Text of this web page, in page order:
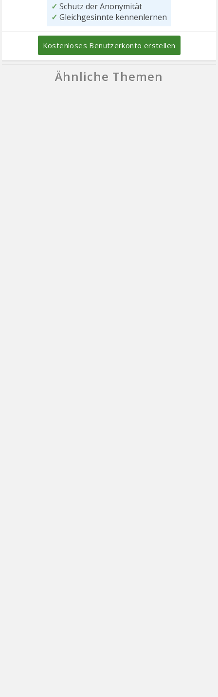
✓ Schutz der Anonymität
✓ Gleichgesinnte kennenlernen
Kostenloses Benutzerkonto erstellen
Ähnliche Themen